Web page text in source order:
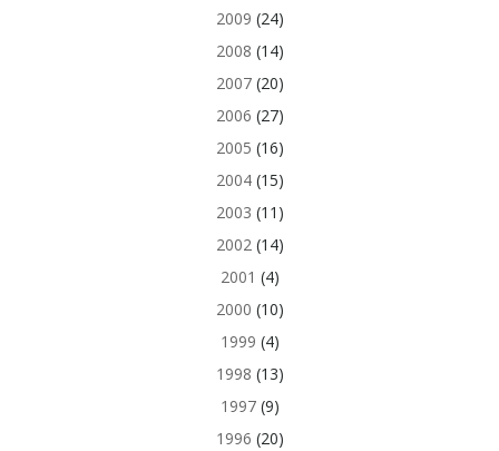
2009 (24)
2008 (14)
2007(20)
2006 (27)
2005 (16)
2004(15)
2003 (11)
2002(14)
2001 (4)
2000 (10)
1999 (4)
1998 (13)
1997(9)
1996 (20)